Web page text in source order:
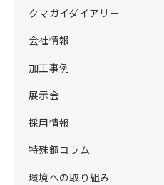
クマガイダイアリー
会社情報
加工事例
展示会
採用情報
特殊鋼コラム
環境への取り組み